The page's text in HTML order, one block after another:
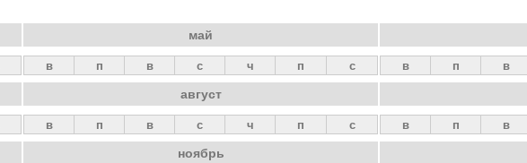
май
в п в с ч п с в п в
август
в п в с ч п с в п в
ноябрь